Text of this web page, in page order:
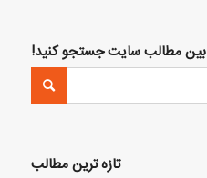
بین مطالب سایت جستجو کنید!
تازه ترین مطالب